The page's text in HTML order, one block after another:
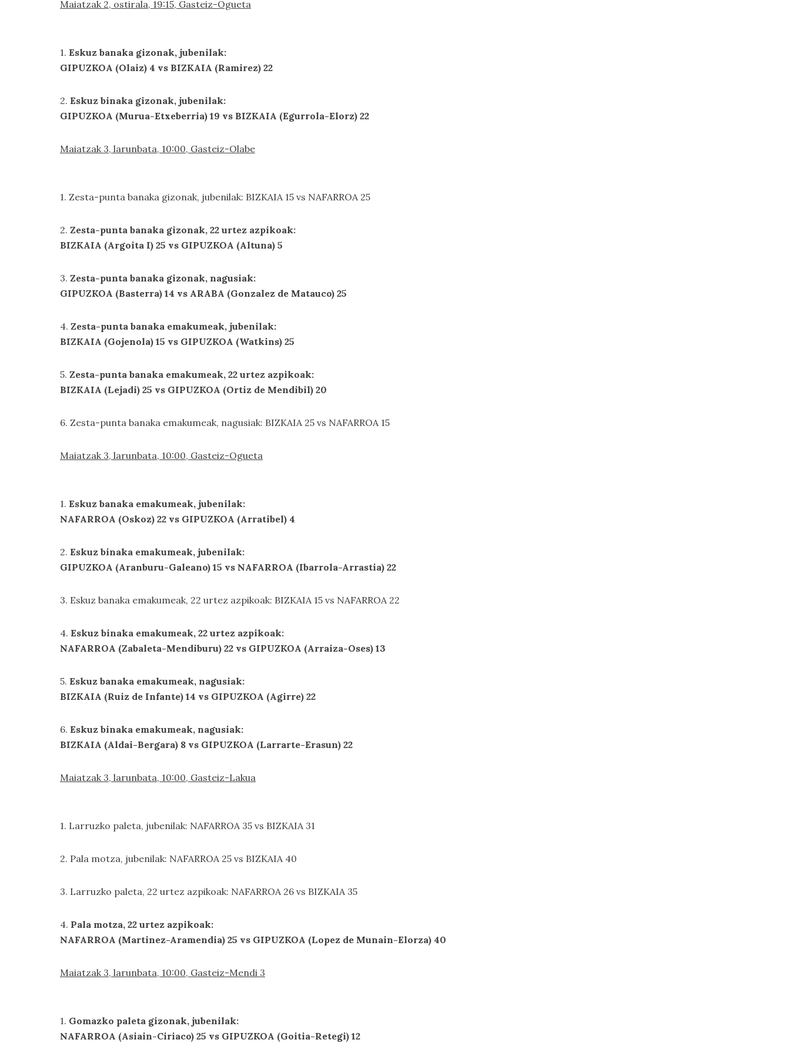
Maiatzak 2, ostirala, 19:15, Gasteiz-Ogueta
1. Eskuz banaka gizonak, jubenilak:
GIPUZKOA (Olaiz) 4 vs BIZKAIA (Ramirez) 22
2. Eskuz binaka gizonak, jubenilak:
GIPUZKOA (Murua-Etxeberria) 19 vs BIZKAIA (Egurrola-Elorz) 22
Maiatzak 3, larunbata, 10:00, Gasteiz-Olabe
1. Zesta-punta banaka gizonak, jubenilak: BIZKAIA 15 vs NAFARROA 25
2. Zesta-punta banaka gizonak, 22 urtez azpikoak:
BIZKAIA (Argoita I) 25 vs GIPUZKOA (Altuna) 5
3. Zesta-punta banaka gizonak, nagusiak:
GIPUZKOA (Basterra) 14 vs ARABA (Gonzalez de Matauco) 25
4. Zesta-punta banaka emakumeak, jubenilak:
BIZKAIA (Gojenola) 15 vs GIPUZKOA (Watkins) 25
5. Zesta-punta banaka emakumeak, 22 urtez azpikoak:
BIZKAIA (Lejadi) 25 vs GIPUZKOA (Ortiz de Mendibil) 20
6. Zesta-punta banaka emakumeak, nagusiak: BIZKAIA 25 vs NAFARROA 15
Maiatzak 3, larunbata, 10:00, Gasteiz-Ogueta
1. Eskuz banaka emakumeak, jubenilak:
NAFARROA (Oskoz) 22 vs GIPUZKOA (Arratibel) 4
2. Eskuz binaka emakumeak, jubenilak:
GIPUZKOA (Aranburu-Galeano) 15 vs NAFARROA (Ibarrola-Arrastia) 22
3. Eskuz banaka emakumeak, 22 urtez azpikoak: BIZKAIA 15 vs NAFARROA 22
4. Eskuz binaka emakumeak, 22 urtez azpikoak:
NAFARROA (Zabaleta-Mendiburu) 22 vs GIPUZKOA (Arraiza-Oses) 13
5. Eskuz banaka emakumeak, nagusiak:
BIZKAIA (Ruiz de Infante) 14 vs GIPUZKOA (Agirre) 22
6. Eskuz binaka emakumeak, nagusiak:
BIZKAIA (Aldai-Bergara) 8 vs GIPUZKOA (Larrarte-Erasun) 22
Maiatzak 3, larunbata, 10:00, Gasteiz-Lakua
1. Larruzko paleta, jubenilak: NAFARROA 35 vs BIZKAIA 31
2. Pala motza, jubenilak: NAFARROA 25 vs BIZKAIA 40
3. Larruzko paleta, 22 urtez azpikoak: NAFARROA 26 vs BIZKAIA 35
4. Pala motza, 22 urtez azpikoak:
NAFARROA (Martinez-Aramendia) 25 vs GIPUZKOA (Lopez de Munain-Elorza) 40
Maiatzak 3, larunbata, 10:00, Gasteiz-Mendi 3
1. Gomazko paleta gizonak, jubenilak:
NAFARROA (Asiain-Ciriaco) 25 vs GIPUZKOA (Goitia-Retegi) 12